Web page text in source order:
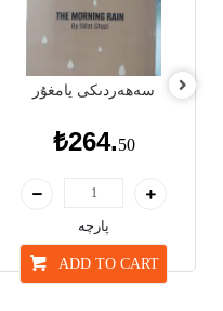
سەھەردىكى يامغۇر
₺264.50
پارچە
ADD TO CART